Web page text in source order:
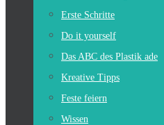
Erste Schritte
Do it yourself
Das ABC des Plastik ade
Kreative Tipps
Feste feiern
Wissen